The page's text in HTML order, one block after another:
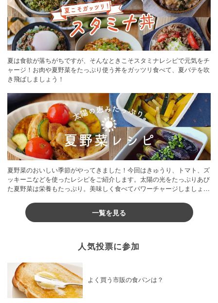
夏は食欲が落ちがちですが、そんなときこそスタミナレシピで元気をチ
ャージ！お肉や夏野菜をたっぷり使う丼をガッツリ食べて、夏バテを吹
き飛ばしましょう！
夏野菜のおいしい季節がやってきました！今回はきゅうり、トマト、ズ
ッキーニなどを使ったレシピをご紹介します。太陽の光をたっぷりあび
た夏野菜は栄養もたっぷり。美味しく食べてパワーチャージしましょう
一覧を見る
人気投票に参加
よく買う市販の食パンは？